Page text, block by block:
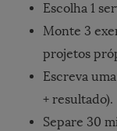
Escolha 1
Monte 3
projetos
Escreva
+ resultado).
Separe 30